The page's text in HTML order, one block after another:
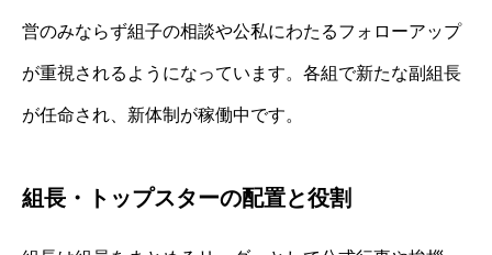
営のみならず組子の相談や公私にわたるフォローアップ
が重視されるようになっています。各組で新たな副組長
が任命され、新体制が稼働中です。
組長・トップスターの配置と役割